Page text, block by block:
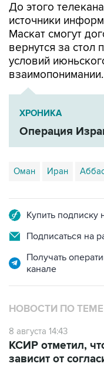
До этого
источники
Маскат смогут
вернутся за
условий
взаимопонимании.
ХРОНИКА
Операция
Оман Иран
Купить
Подписаться на
Получать
канале
НОВОСТИ ПО ТЕМЕ
8 августа 14:43
КСИР отметил,
зависит от